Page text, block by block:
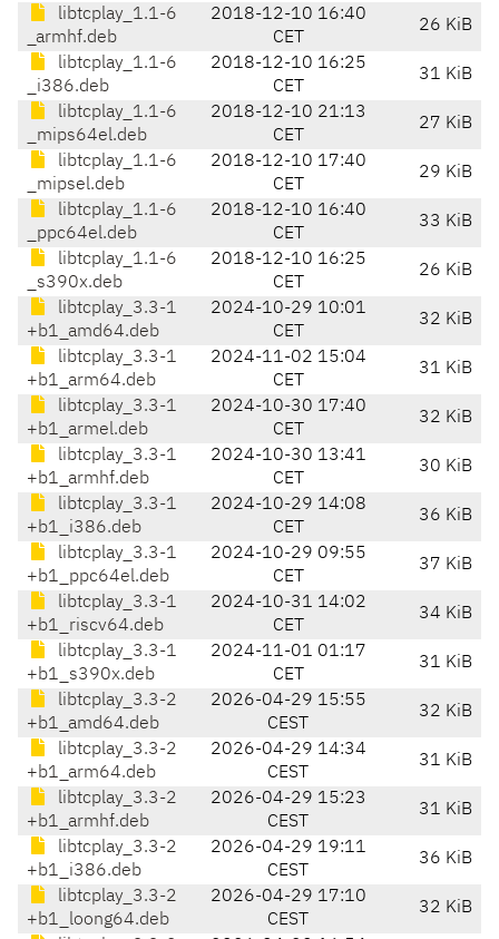
libtcplay_1.1-6
_armhf.deb
2018-12-10 16:40
CET
26 KiB
libtcplay_1.1-6
_i386.deb
2018-12-10 16:25
CET
31 KiB
libtcplay_1.1-6
_mips64el.deb
2018-12-10 21:13
CET
27 KiB
libtcplay_1.1-6
_mipsel.deb
2018-12-10 17:40
CET
29 KiB
libtcplay_1.1-6
_ppc64el.deb
2018-12-10 16:40
CET
33 KiB
libtcplay_1.1-6
_s390x.deb
2018-12-10 16:25
CET
26 KiB
libtcplay_3.3-1
+b1_amd64.deb
2024-10-29 10:01
CET
32 KiB
libtcplay_3.3-1
+b1_arm64.deb
2024-11-02 15:04
CET
31 KiB
libtcplay_3.3-1
+b1_armel.deb
2024-10-30 17:40
CET
32 KiB
libtcplay_3.3-1
+b1_armhf.deb
2024-10-30 13:41
CET
30 KiB
libtcplay_3.3-1
+b1_i386.deb
2024-10-29 14:08
CET
36 KiB
libtcplay_3.3-1
+b1_ppc64el.deb
2024-10-29 09:55
CET
37 KiB
libtcplay_3.3-1
+b1_riscv64.deb
2024-10-31 14:02
CET
34 KiB
libtcplay_3.3-1
+b1_s390x.deb
2024-11-01 01:17
CET
31 KiB
libtcplay_3.3-2
+b1_amd64.deb
2026-04-29 15:55
CEST
32 KiB
libtcplay_3.3-2
+b1_arm64.deb
2026-04-29 14:34
CEST
31 KiB
libtcplay_3.3-2
+b1_armhf.deb
2026-04-29 15:23
CEST
31 KiB
libtcplay_3.3-2
+b1_i386.deb
2026-04-29 19:11
CEST
36 KiB
libtcplay_3.3-2
+b1_loong64.deb
2026-04-29 17:10
CEST
32 KiB